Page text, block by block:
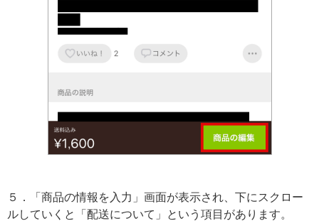
５．「商品の情報を入力」画面が表示され、下にスクロー
ルしていくと「配送について」という項目があります。